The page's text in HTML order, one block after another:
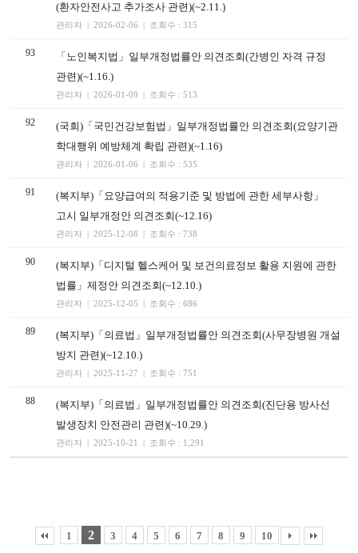
(환자안전사고 추가조사 관련)(~2.11.)
관리자 | 2026-02-06 | 조회수 : 315
93
「노인복지법」일부개정법률안 의견조회(간병인 자격 규정
관련)(~1.16.)
관리자 | 2026-01-09 | 조회수 : 513
92
(국회)「국민건강보험법」일부개정법률안 의견조회(요양기관
학대행위 예방체계 확립 관련)(~1.16)
관리자 | 2026-01-06 | 조회수 : 535
91
(복지부)「요양급여의 적용기준 및 방법에 관한 세부사항」
고시 일부개정안 의견조회(~12.16)
관리자 | 2025-12-08 | 조회수 : 738
90
(복지부)「디지털 헬스케어 및 보건의료정보 활용 지원에 관한
법률」제정안 의견조회(~12.10.)
관리자 | 2025-12-05 | 조회수 : 686
89
(복지부)「의료법」일부개정법률안 의견조회(사무장병원 개설
방지 관련)(~12.10.)
관리자 | 2025-11-27 | 조회수 : 751
88
(복지부)「의료법」일부개정법률안 의견조회(진단용 방사선
발생장치 안전관리 관련)(~10.29.)
관리자 | 2025-10-21 | 조회수 : 1,291
1 2 3 4 5 6 7 8 9 10